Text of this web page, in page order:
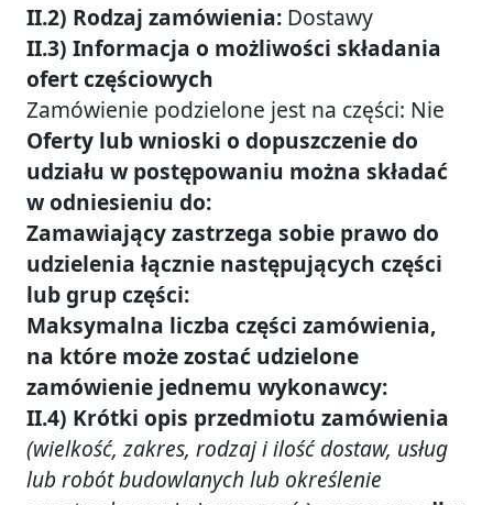
II.2) Rodzaj zamówienia: Dostawy
II.3) Informacja o możliwości składania
ofert częściowych
Zamówienie podzielone jest na części: Nie
Oferty lub wnioski o dopuszczenie do
udziału w postępowaniu można składać
w odniesieniu do:
Zamawiający zastrzega sobie prawo do
udzielenia łącznie następujących części
lub grup części:
Maksymalna liczba części zamówienia,
na które może zostać udzielone
zamówienie jednemu wykonawcy:
II.4) Krótki opis przedmiotu zamówienia
(wielkość, zakres, rodzaj i ilość dostaw, usług
lub robót budowlanych lub określenie